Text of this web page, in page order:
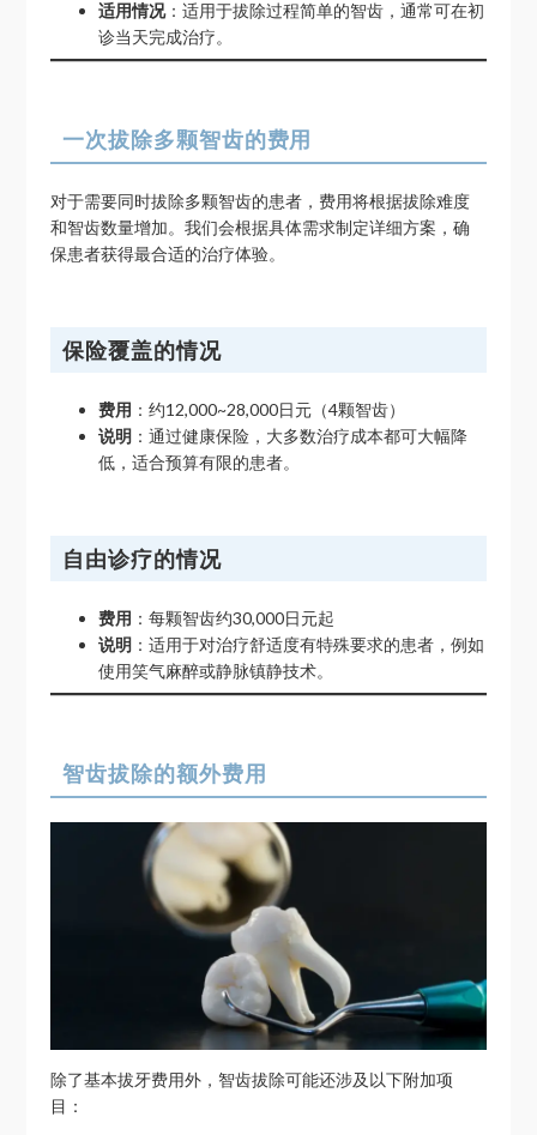
适用情况：适用于拔除过程简单的智齿，通常可在初
诊当天完成治疗。
一次拔除多颗智齿的费用
对于需要同时拔除多颗智齿的患者，费用将根据拔除难度
和智齿数量增加。我们会根据具体需求制定详细方案，确
保患者获得最合适的治疗体验。
保险覆盖的情况
费用 ：约12,000~28,000日元（4颗智齿）
说明 ：通过健康保险，大多数治疗成本都可大幅降
低，适合预算有限的患者。
自由诊疗的情况
费用 ：每颗智齿约30,000日元起
说明 ：适用于对治疗舒适度有特殊要求的患者，例如
使用笑气麻醉或静脉镇静技术。
智齿拔除的额外费用
除了基本拔牙费用外，智齿拔除可能还涉及以下附加项
目：